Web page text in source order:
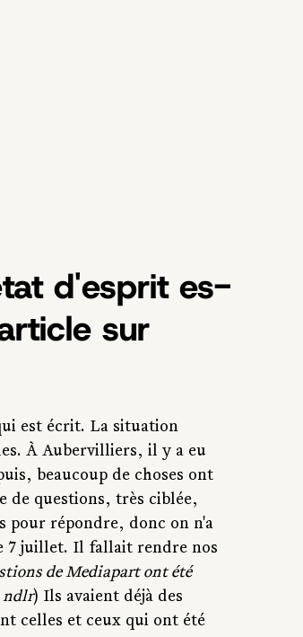
d'esprit es-
sur
est écrit. La situation
À Aubervilliers, il y a eu
beaucoup de choses ont
de questions, très ciblée,
pour répondre, donc on n'a
7 juillet. Il fallait rendre nos
de Mediapart ont été
ndlr) Ils avaient déjà des
celles et ceux qui ont été